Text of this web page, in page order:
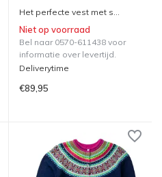
Het perfecte vest met s...
Niet op voorraad
Bel naar 0570-611438 voor
informatie over levertijd.
Deliverytime
€89,95